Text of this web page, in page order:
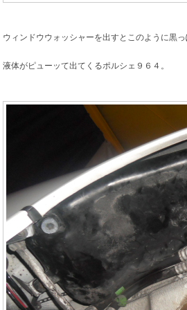
ウィンドウウォッシャーを出すとこのように黒
液体がピューッて出てくるポルシェ９６４。